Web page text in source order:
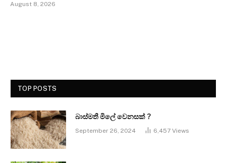
August 8, 2026
TOP POSTS
බාස්මතී මිලේ වෙනසක් ?
September 26, 2024 6,457 Views